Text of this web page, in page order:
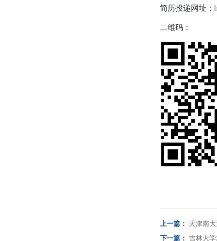
简历投递网址：
二维码：
上一篇： 天津南
下一篇： 吉林大